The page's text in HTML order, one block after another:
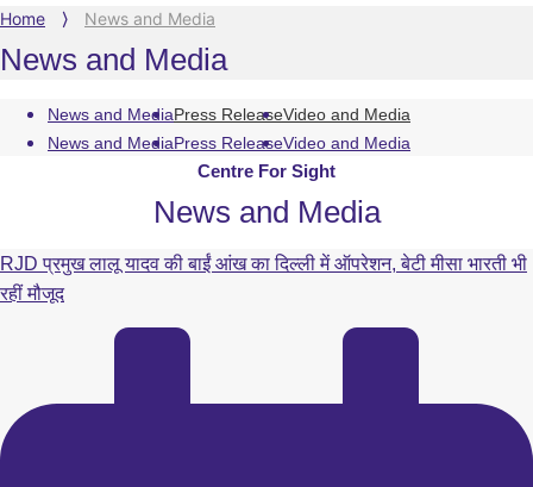
Home ⟩ News and Media
News and Media
News and MediaPress ReleaseVideo and Media
News and MediaPress ReleaseVideo and Media
Centre For Sight
News and Media
RJD प्रमुख लालू यादव की बाईं आंख का दिल्ली में ऑपरेशन, बेटी मीसा भारती भी
रहीं मौजूद